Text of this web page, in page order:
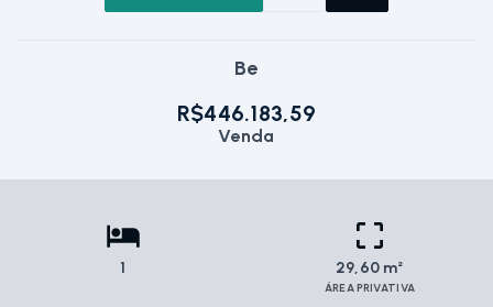
Be
R$446.183,59
Venda
1 29,60 m²
ÁREA PRIVATIVA